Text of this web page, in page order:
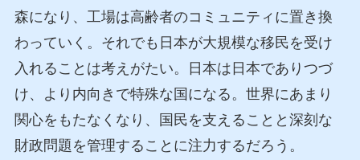
森になり、工場は高齢者のコミュニティに置き換
わっていく。それでも日本が大規模な移民を受け
入れることは考えがたい。日本は日本でありつづ
け、より内向きで特殊な国になる。世界にあまり
関心をもたなくなり、国民を支えることと深刻な
財政問題を管理することに注力するだろう。